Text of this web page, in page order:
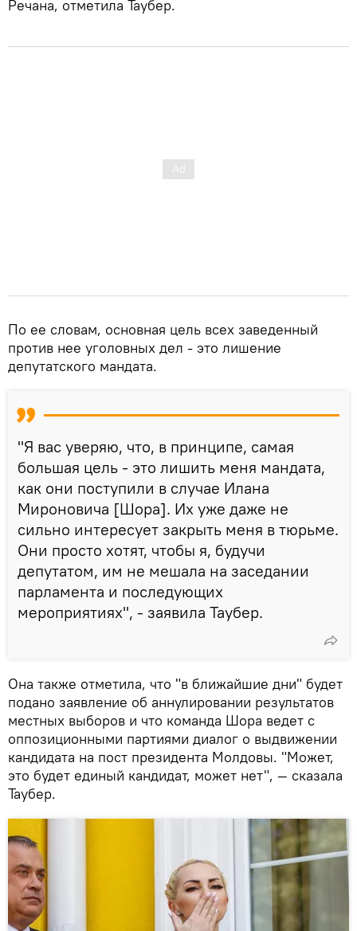
Речана, отметила Таубер.
По ее словам, основная цель всех заведенный
против нее уголовных дел - это лишение
депутатского мандата.
"Я вас уверяю, что, в принципе, самая
большая цель - это лишить меня мандата,
как они поступили в случае Илана
Мироновича [Шора]. Их уже даже не
сильно интересует закрыть меня в тюрьме.
Они просто хотят, чтобы я, будучи
депутатом, им не мешала на заседании
парламента и последующих
мероприятиях", - заявила Таубер.
Она также отметила, что "в ближайшие дни" будет
подано заявление об аннулировании результатов
местных выборов и что команда Шора ведет с
оппозиционными партиями диалог о выдвижении
кандидата на пост президента Молдовы. "Может,
это будет единый кандидат, может нет", — сказала
Таубер.